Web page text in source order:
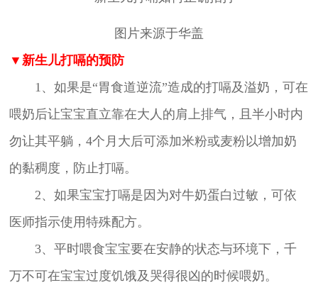
图片来源于华盖
▼新生儿打嗝的预防
1、如果是“胃食道逆流”造成的打嗝及溢奶，可在
喂奶后让宝宝直立靠在大人的肩上排气，且半小时内
勿让其平躺，4个月大后可添加米粉或麦粉以增加奶
的黏稠度，防止打嗝。
2、如果宝宝打嗝是因为对牛奶蛋白过敏，可依
医师指示使用特殊配方。
3、平时喂食宝宝要在安静的状态与环境下，千
万不可在宝宝过度饥饿及哭得很凶的时候喂奶。